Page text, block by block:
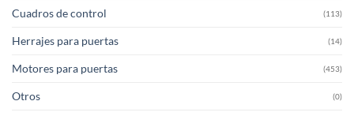
Cuadros de control (113)
Herrajes para puertas (14)
Motores para puertas (453)
Otros (0)